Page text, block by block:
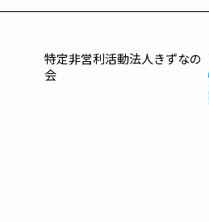
特定非営利活動法人きずなの
会